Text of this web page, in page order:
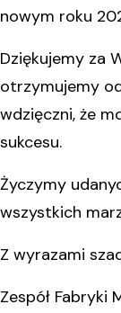
nowym roku
Dziękujemy za
otrzymujemy
wdzięczni, że
sukcesu.
Życzymy
wszystkich
Z wyrazami
Zespół Fabryki